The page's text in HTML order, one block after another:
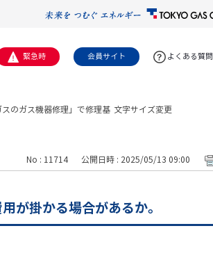
緊急時 会員サイト よくある質問
文字サイズ変更
スのガス機器修理」で修理基
No : 11714 公開日時 : 2025/05/13 09:00
が掛かる場合があるか。